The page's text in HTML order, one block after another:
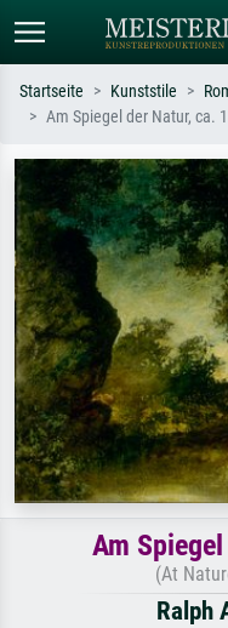
Suchen Sie nach Künstlern,
oder Stilen – z.B. Monet,
Sternennacht, Impressionismus,
Hokusai, Akt.
Startseite Kunststile
Am Spiegel der Natur, ca.
Am
(At
Ralph